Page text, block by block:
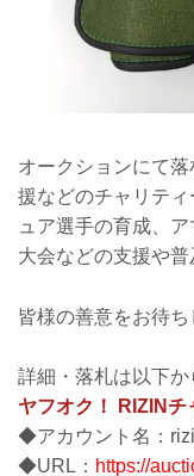
オークションにて
援などのチャリテ
ュア選手の育成、
大会などの支援や普
皆様の善意をお待ち
詳細・落札は以下か
ヤフオク！ RIZINチ
◆アカウント名：
◆URL： https://